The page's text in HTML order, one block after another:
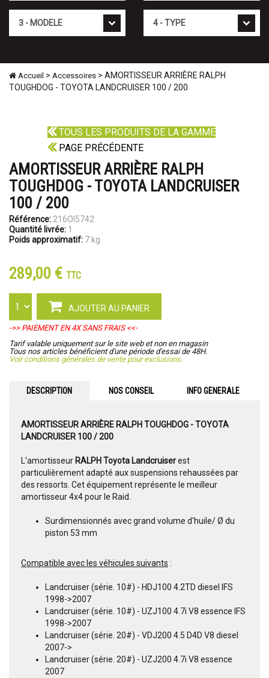
Accueil > Accessoires > AMORTISSEUR ARRIÈRE RALPH
TOUGHDOG - TOYOTA LANDCRUISER 100 / 200
TOUS LES PRODUITS DE LA GAMME
PAGE PRÉCÉDENTE
AMORTISSEUR ARRIÈRE RALPH
TOUGHDOG - TOYOTA LANDCRUISER
100 / 200
Référence: 216OI5742
Quantité livrée: 1
Poids approximatif: 7 kg
289,00 € TTC
AJOUTER AU PANIER
->> PAIEMENT EN 4X SANS FRAIS <<-
Tarif valable uniquement sur le site web et non en magasin
Tous nos articles bénéficient d'une période d'essai de 48H.
Voir conditions générales de vente pour exclusions.
DESCRIPTION NOS CONSEIL INFO GENERALE
AMORTISSEUR ARRIÈRE RALPH TOUGHDOG - TOYOTA
LANDCRUISER 100 / 200
L'amortisseur RALPH Toyota Landcruiserest
particulièrement adapté aux suspensions rehaussées par
des ressorts. Cet équipement représente le meilleur
amortisseur 4x4 pour le Raid.
Surdimensionnés avec grand volume d'huile/ Ø du
piston 53 mm
Compatible avec les véhicules suivants :
Landcruiser (série. 10#) - HDJ100 4.2TD diesel IFS
1998->2007
Landcruiser (série. 10#) - UZJ100 4.7i V8 essence IFS
1998->2007
Landcruiser (série. 20#) - VDJ200 4.5 D4D V8 diesel
2007->
Landcruiser (série. 20#) - UZJ200 4.7i V8 essence
2007